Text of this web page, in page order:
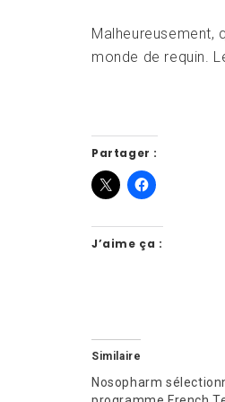
Malheureusement,
monde de requin.
Partager :
J’aime ça :
Similaire
Nosopharm